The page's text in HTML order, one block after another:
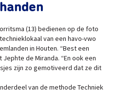
(13) bedienen op de foto
van een havo-vwo
in Houten. “Best een
de Miranda. “En ook een
zijn zo gemotiveerd dat ze dit
van de methode Techniek